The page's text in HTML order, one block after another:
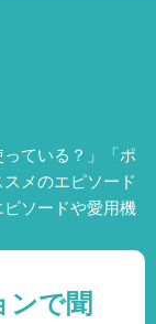
っている？」「ポ
メのエピソード
ソードや愛用機
ンで聞